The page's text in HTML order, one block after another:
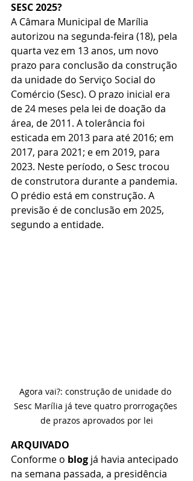
SESC 2025?
A Câmara Municipal de Marília
autorizou na segunda-feira (18), pela
quarta vez em 13 anos, um novo
prazo para conclusão da construção
da unidade do Serviço Social do
Comércio (Sesc). O prazo inicial era
de 24 meses pela lei de doação da
área, de 2011. A tolerância foi
esticada em 2013 para até 2016; em
2017, para 2021; e em 2019, para
2023. Neste período, o Sesc trocou
de construtora durante a pandemia.
O prédio está em construção. A
previsão é de conclusão em 2025,
segundo a entidade.
Agora vai?: construção de unidade do
Sesc Marília já teve quatro prorrogações
de prazos aprovados por lei
ARQUIVADO
Conforme o blog já havia antecipado
na semana passada, a presidência